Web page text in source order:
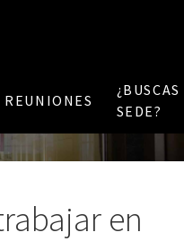
REUNIONES
¿BUSCAS
SEDE?
en